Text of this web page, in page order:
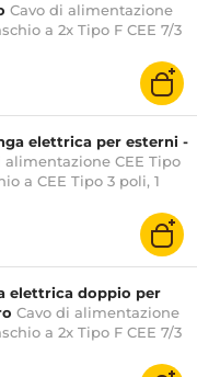
Cavo di alimentazione
a 2x Tipo F CEE 7/3
elettrica per esterni -
alimentazione CEE Tipo
a CEE Tipo 3 poli, 1
elettrica doppio per
Cavo di alimentazione
a 2x Tipo F CEE 7/3